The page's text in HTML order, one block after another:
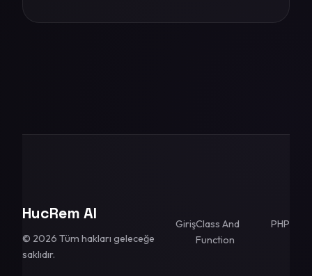
HucRem AI
© 2026 Tüm hakları geleceğe
saklıdır.
GirişClass And
Function
PHP